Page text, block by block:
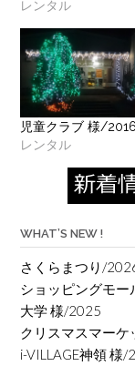
レンタル
児童クラブ 様/2016
レンタル
WHAT’S NEW !
さくらまつり/
ショッピングモー
大学 様/2025
クリスマスマー
i-VILLAGE神領 様/